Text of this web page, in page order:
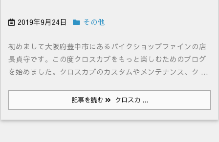
2019年9月24日 その他
初めまして大阪府豊中市にあるバイクショップファインの店
長貞守です。この度クロスカブをもっと楽しむためのブログ
を始めました。クロスカブのカスタムやメンテナンス、ク ...
記事を読む クロスカ ...